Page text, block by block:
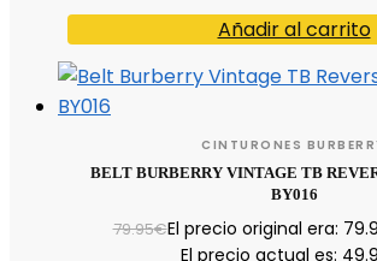
Añadir al carrito
CINTURONES
BELT BURBERRY VINTAGE TB
BY016
79.95€El precio original era:
El precio actual es: